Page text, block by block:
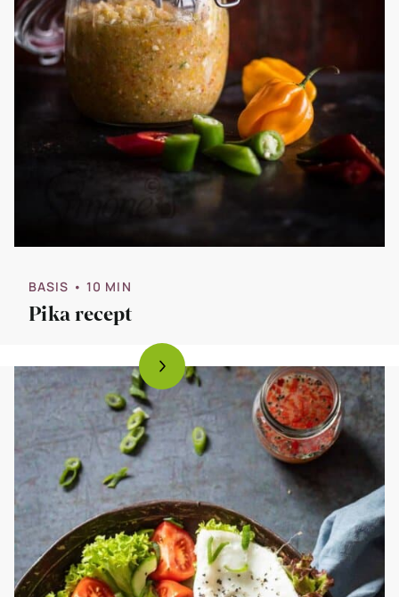
BASIS • 10 MIN
Pika recept